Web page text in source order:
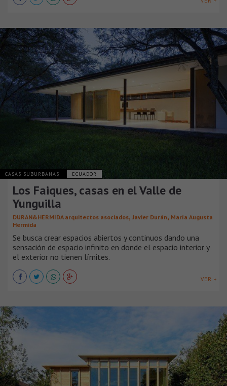
CASAS SUBURBANAS ECUADOR
Los Faiques, casas en el Valle de
Yunguilla
DURAN&HERMIDA arquitectos asociados, Javier Durán, María Augusta
Hermida
Se busca crear espacios abiertos y continuos dando una
sensación de espacio infinito en donde el espacio interior y
el exterior no tienen límites.
VER +